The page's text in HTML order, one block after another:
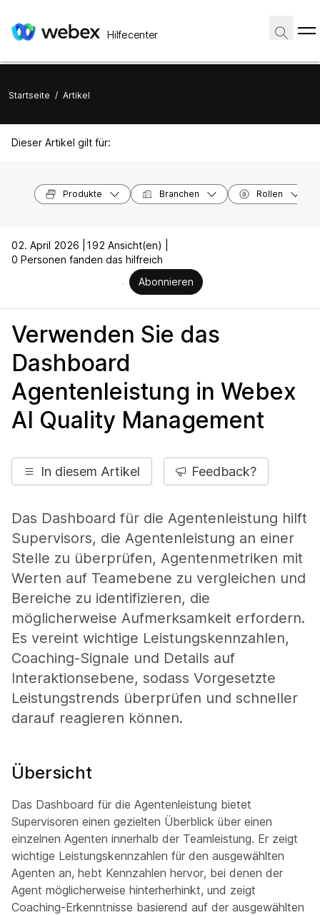
Hilfecenter
Startseite / Artikel
Dieser Artikel gilt für:
Produkte Branchen Rollen
02. April 2026 |
192 Ansicht(en) |
0 Personen fanden das hilfreich
Abonnieren
Verwenden Sie das
Dashboard
Agentenleistung in Webex
AI Quality Management
In diesem Artikel Feedback?
Das Dashboard für die Agentenleistung hilft
Supervisors, die Agentenleistung an einer
Stelle zu überprüfen, Agentenmetriken mit
Werten auf Teamebene zu vergleichen und
Bereiche zu identifizieren, die
möglicherweise Aufmerksamkeit erfordern.
Es vereint wichtige Leistungskennzahlen,
Coaching-Signale und Details auf
Interaktionsebene, sodass Vorgesetzte
Leistungstrends überprüfen und schneller
darauf reagieren können.
Übersicht
Das Dashboard für die Agentenleistung bietet
Supervisoren einen gezielten Überblick über einen
einzelnen Agenten innerhalb der Teamleistung. Er zeigt
wichtige Leistungskennzahlen für den ausgewählten
Agenten an, hebt Kennzahlen hervor, bei denen der
Agent möglicherweise hinterherhinkt, und zeigt
Coaching-Erkenntnisse basierend auf der ausgewählten